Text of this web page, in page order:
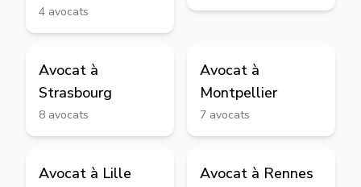
4 avocats
Avocat à
Strasbourg
8 avocats
Avocat à
Montpellier
7 avocats
Avocat à Lille Avocat à Rennes